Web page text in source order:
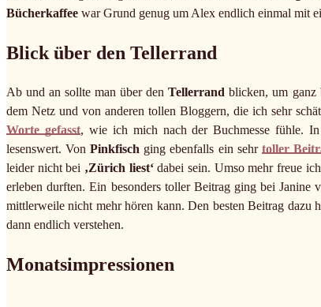
Bücherkaffee war Grund genug um Alex endlich einmal mit
Blick über den Tellerrand
Ab und an sollte man über denTellerrand blicken, um ganz
dem Netz und von anderen tollen Bloggern, die ich sehr
Worte gefasst, wie ich mich nach der Buchmesse fühle.
lesenswert. VonPinkfisch ging ebenfalls ein sehr toller
leider nicht bei ‚Zürich liest‘dabei sein. Umso mehr freue
erleben durften. Ein besonders toller Beitrag ging bei Janine
mittlerweile nicht mehr hören kann. Den besten Beitrag dazu
dann endlich verstehen.
Monatsimpressionen